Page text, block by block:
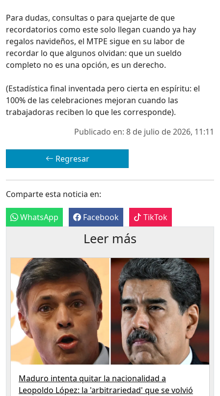
Para dudas, consultas o para quejarte de que
recordatorios como este solo llegan cuando ya hay
regalos navideños, el MTPE sigue en su labor de
recordar lo que algunos olvidan: que un sueldo
completo no es una opción, es un derecho.
(Estadística final inventada pero cierta en espíritu: el
100% de las celebraciones mejoran cuando las
trabajadoras reciben lo que les corresponde).
Publicado en: 8 de julio de 2026, 11:11
Regresar
Comparte esta noticia en:
WhatsApp Facebook TikTok
Leer más
Maduro intenta quitar la nacionalidad a
Leopoldo López: la 'arbitrariedad' que se volvió